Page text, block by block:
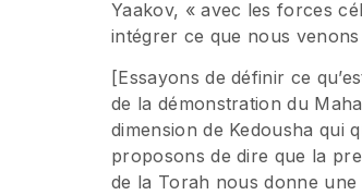
Yaakov, « avec les forces
intégrer ce que nous venons
[Essayons de définir ce
de la démonstration du
dimension de Kedousha qui
proposons de dire que la
de la Torah nous donne